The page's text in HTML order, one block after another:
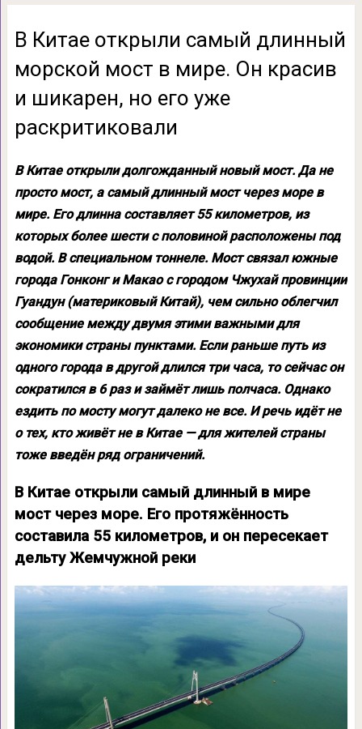
В Китае открыли самый длинный
морской мост в мире. Он красив
и шикарен, но его уже
раскритиковали
В Китае открыли долгожданный новый мост. Да не
просто мост, а самый длинный мост через море в
мире. Его длинна составляет 55 километров, из
которых более шести с половиной расположены под
водой. В специальном тоннеле. Мост связал южные
города Гонконг и Макао с городом Чжухай провинции
Гуандун (материковый Китай), чем сильно облегчил
сообщение между двумя этими важными для
экономики страны пунктами. Если раньше путь из
одного города в другой длился три часа, то сейчас он
сократился в 6 раз и займёт лишь полчаса. Однако
ездить по мосту могут далеко не все. И речь идёт не
о тех, кто живёт не в Китае — для жителей страны
тоже введён ряд ограничений.
В Китае открыли самый длинный в мире
мост через море. Его протяжённость
составила 55 километров, и он пересекает
дельту Жемчужной реки